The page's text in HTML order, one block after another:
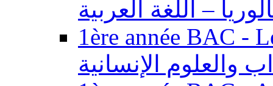
– اللغة العربية
1ère année BAC -
والعلوم الإنسانية